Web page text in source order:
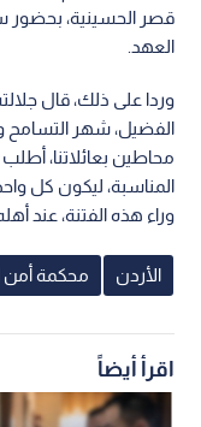
قصر الحسينية، بحضور
العهد.
وردا على ذلك، قال
الفضيل، شهر التسامح
محاطين بعائلاتنا،
المناسبة، ليكون كل
وراء هذه الفتنة، عند
الأردن محكمة أمن
اقرأ أيضاً